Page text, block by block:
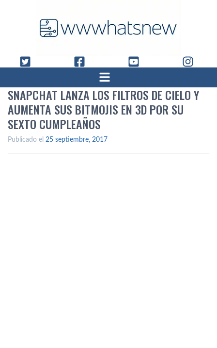
SNAPCHAT LANZA LOS FILTROS DE CIELO Y
AUMENTA SUS BITMOJIS EN 3D POR SU
SEXTO CUMPLEAÑOS
Publicado el 25 septiembre, 2017